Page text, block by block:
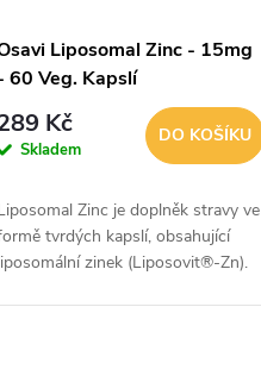
Liposomal Zinc - 15mg
60 Veg. Kapslí
Kč
Skladem
DO KOŠÍKU
Zinc je doplněk stravy ve
tvrdých kapslí, obsahující
zinek (Liposovit®-Zn).